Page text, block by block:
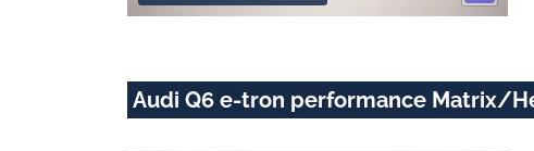
Audi Q6 e-tron performance Matrix/